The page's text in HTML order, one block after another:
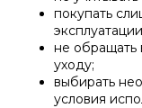
покупать
не обращать
уходу;
выбирать
условия